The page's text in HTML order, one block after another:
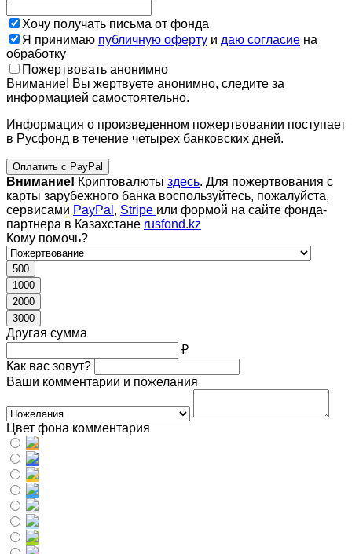
Хочу получать письма от фонда
Я принимаю публичную оферту и даю согласие на
обработку
Пожертвовать анонимно
Внимание! Вы жертвуете анонимно, следите за
информацией самостоятельно.
Информация о произведенном пожертвовании поступает
в Русфонд в течение четырех банковских дней.
Оплатить с PayPal
Внимание! Криптовалюты здесь. Для пожертвования с
карты зарубежного банка воспользуйтесь, пожалуйста,
сервисами PayPal , Stripe или формой на сайте фонда-
партнера в Казахстане rusfond.kz
Кому помочь?
500
1000
2000
3000
Другая сумма
₽
Как вас зовут?
Ваши комментарии и пожелания
Цвет фона комментария